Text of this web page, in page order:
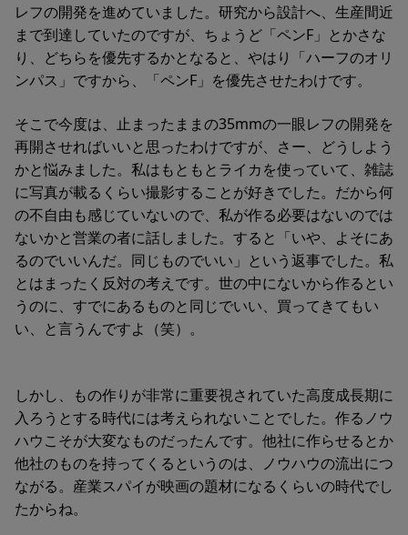
レフの開発を進めていました。研究から設計へ、生産間近
まで到達していたのですが、ちょうど「ペンF」とかさな
り、どちらを優先するかとなると、やはり「ハーフのオリ
ンパス」ですから、「ペンF」を優先させたわけです。
そこで今度は、止まったままの35mmの一眼レフの開発を
再開させればいいと思ったわけですが、さー、どうしよう
かと悩みました。私はもともとライカを使っていて、雑誌
に写真が載るくらい撮影することが好きでした。だから何
の不自由も感じていないので、私が作る必要はないのでは
ないかと営業の者に話しました。すると「いや、よそにあ
るのでいいんだ。同じものでいい」という返事でした。私
とはまったく反対の考えです。世の中にないから作るとい
うのに、すでにあるものと同じでいい、買ってきてもい
い、と言うんですよ（笑）。
しかし、もの作りが非常に重要視されていた高度成長期に
入ろうとする時代には考えられないことでした。作るノウ
ハウこそが大変なものだったんです。他社に作らせるとか
他社のものを持ってくるというのは、ノウハウの流出につ
ながる。産業スパイが映画の題材になるくらいの時代でし
たからね。